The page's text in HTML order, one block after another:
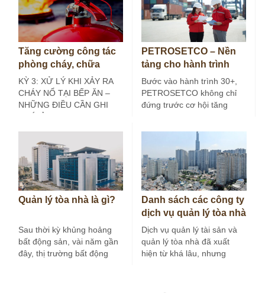
Tăng cường công tác
phòng cháy, chữa
cháy tại bếp ăn công
nghiệp (Kỳ 3)
KỲ 3: XỬ LÝ KHI XẢY RA
CHÁY NỔ TẠI BẾP ĂN –
NHỮNG ĐIỀU CẦN GHI
PETROSETCO – Nền
tảng cho hành trình
30+
Bước vào hành trình 30+,
PETROSETCO không chỉ
đứng trước cơ hội tăng
Quản lý tòa nhà là gì?
Sau thời kỳ khủng hoảng
bất động sản, vài năm gần
đây, thị trường bất động
Danh sách các công ty
dịch vụ quản lý tòa nhà
tại Hà Nội
Dịch vụ quản lý tài sản và
quản lý tòa nhà đã xuất
hiện từ khá lâu, nhưng